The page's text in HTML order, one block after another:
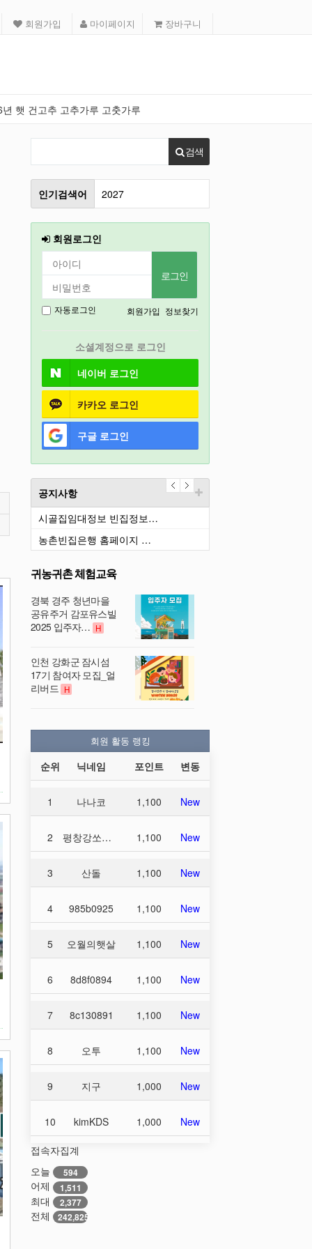
회원가입 마이페이지 장바구니
햇 건고추 고추가루 고춧가루
검색
인기검색어
2027
강릉
경기도
철원
회원로그인
자동로그인 회원가입 정보찾기
소셜계정으로 로그인
네이버 로그인
카카오 로그인
구글 로그인
공지사항
시골집임대정보 빈집정보…
농촌빈집은행 홈페이지 …
귀농귀촌 체험교육
경북 경주 청년마을
공유주거 감포유스빌
2025 입주자… H
인천 강화군 잠시섬
17기 참여자 모집_얼
리버드 H
회원 활동 랭킹
순위 닉네임 포인트 변동
1 나나코 1,100 New
2 평창강쏘가리 1,100 New
3 산돌 1,100 New
4 985b0925 1,100 New
5 오월의햇살 1,100 New
6 8d8f0894 1,100 New
7 8c130891 1,100 New
8 오투 1,100 New
9 지구 1,000 New
10 kimKDS 1,000 New
접속자집계
오늘
594
어제 1,511
최대 2,377
전체 242,825